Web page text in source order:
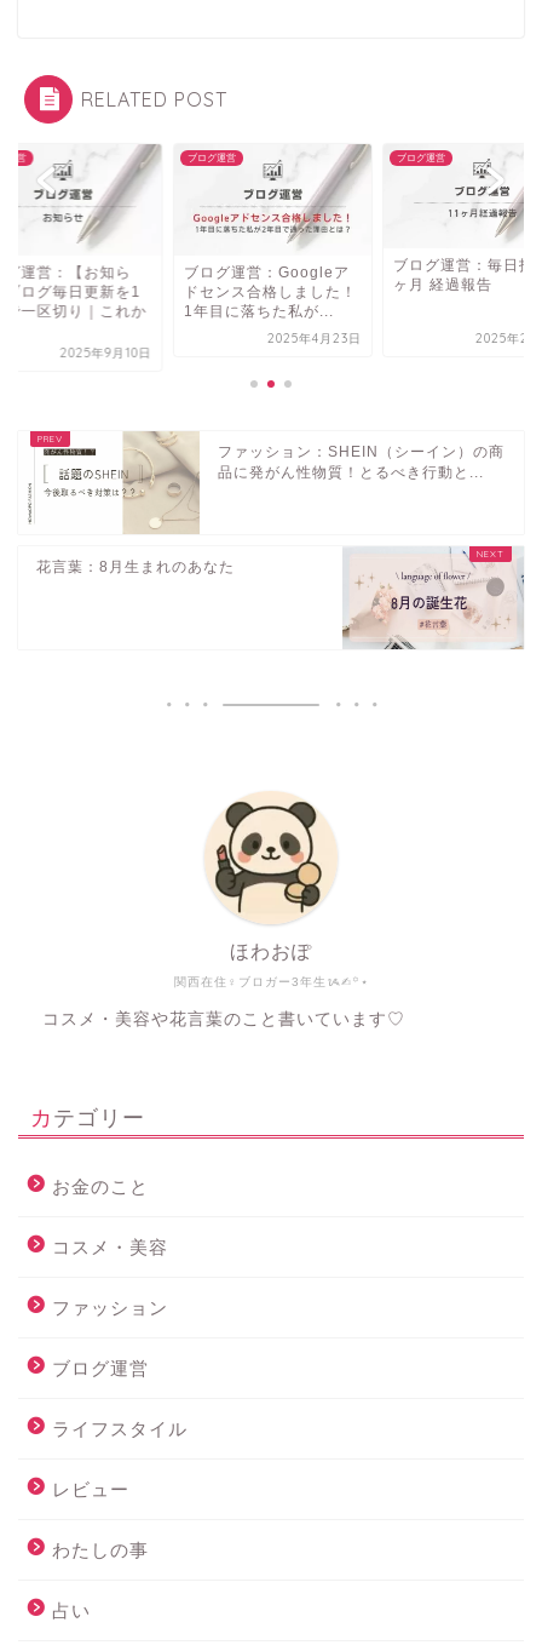
RELATED POST
運営
グ運営：【お知ら
ブログ毎日更新を1
で一区切り｜これか
2025年9月10日
ブログ運営
ブログ運営：Googleア
ドセンス合格しました！
1年目に落ちた私が...
2025年4月23日
ブログ運営
ブログ運営：毎日投
ヶ月 経過報告
2025年2
ファッション：SHEIN（シーイン）の商
品に発がん性物質！とるべき行動と...
花言葉：8月生まれのあなた
関西在住♀ブロガー3年生ᝰ✍︎꙳⋆
ほわおぽ
コスメ・美容や花言葉のこと書いています♡
カテゴリー
お金のこと
コスメ・美容
ファッション
ブログ運営
ライフスタイル
レビュー
わたしの事
占い